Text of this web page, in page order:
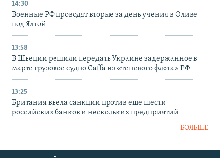
14:30
Военные РФ проводят вторые за день учения в Оливе
под Ялтой
13:58
В Швеции решили передать Украине задержанное в
марте грузовое судно Caffa из «теневого флота» РФ
13:25
Британия ввела санкции против еще шести
российских банков и нескольких предприятий
БОЛЬШЕ